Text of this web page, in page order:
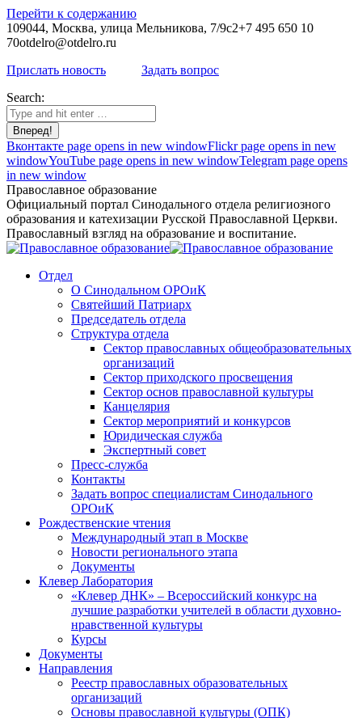
Перейти к содержанию
109044, Москва, улица Мельникова, 7/9с2+7 495 650 10
70otdelro@otdelro.ru
Прислать новость
Задать вопрос
Search:
Вконтакте page opens in new windowFlickr page opens in new
windowYouTube page opens in new windowTelegram page opens
in new window
Православное образование
Официальный портал Синодального отдела религиозного
образования и катехизации Русской Православной Церкви.
Православный взгляд на образование и воспитание.
Отдел
О Синодальном ОРОиК
Святейший Патриарх
Председатель отдела
Структура отдела
Сектор православных общеобразовательных
организаций
Сектор приходского просвещения
Сектор основ православной культуры
Канцелярия
Сектор мероприятий и конкурсов
Юридическая служба
Экспертный совет
Пресс-служба
Контакты
Задать вопрос специалистам Синодального
ОРОиК
Рождественские чтения
Международный этап в Москве
Новости регионального этапа
Документы
Клевер Лаборатория
«Клевер ДНК» – Всероссийский конкурс на
лучшие разработки учителей в области духовно-
нравственной культуры
Курсы
Документы
Направления
Реестр православных образовательных
организаций
Основы православной культуры (ОПК)